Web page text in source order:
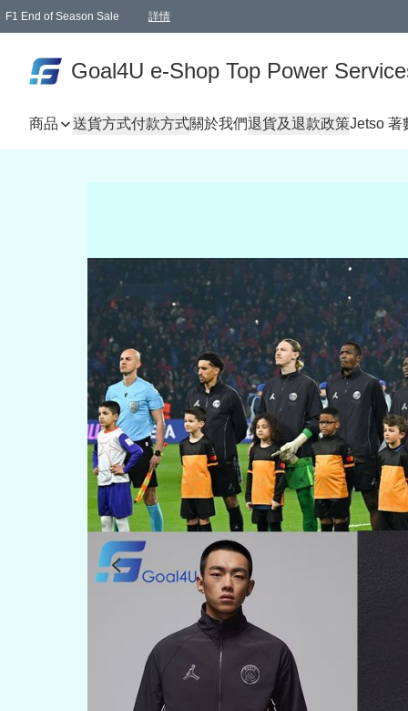
F1 End of Season Sale 詳情
Goal4U e-Shop Top Power
商品 送貨方式付款方式關於我們退貨及退款政策Jetso 著